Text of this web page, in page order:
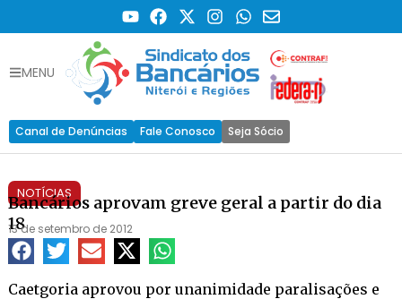
MENU
Canal de Denúncias Fale Conosco Seja Sócio
NOTÍCIAS
Bancários aprovam greve geral a partir do dia
18
13 de setembro de 2012
Caetgoria aprovou por unanimidade paralisações e